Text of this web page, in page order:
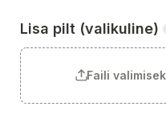
Lisa pilt (valikuline)
Faili